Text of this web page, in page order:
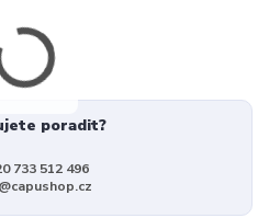
poradit?
733 512 496